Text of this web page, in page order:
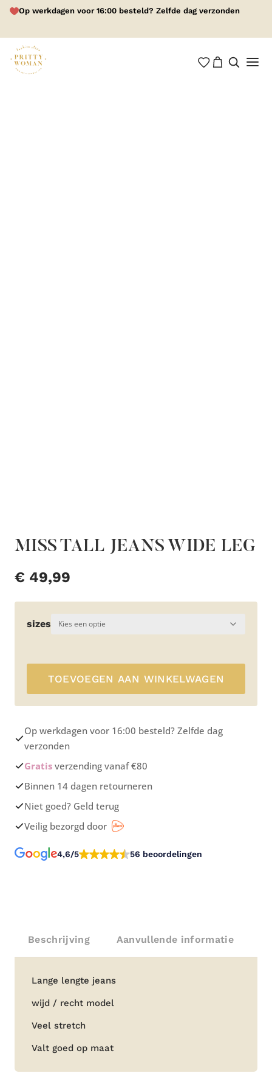
Op werkdagen voor 16:00 besteld? Zelfde dag verzonden
MISS TALL JEANS WIDE LEG
€ 49,99
sizes
TOEVOEGEN AAN WINKELWAGEN
Op werkdagen voor 16:00 besteld? Zelfde dag
verzonden
Gratis verzending vanaf €80
Binnen 14 dagen retourneren
Niet goed? Geld terug
Veilig bezorgd door
4,6/5 56 beoordelingen
Beschrijving Aanvullende informatie
Beschrijving
Lange lengte jeans
wijd / recht model
Veel stretch
Valt goed op maat